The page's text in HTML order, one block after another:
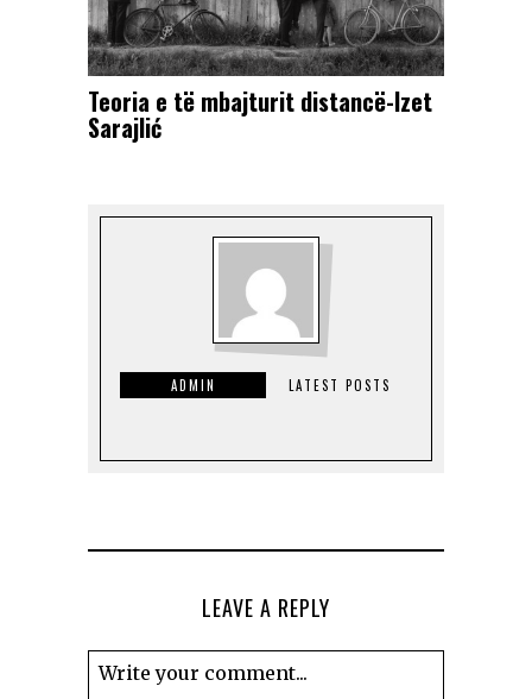
Teoria e të mbajturit distancë-Izet
Sarajlić
ADMIN LATEST POSTS
LEAVE A REPLY